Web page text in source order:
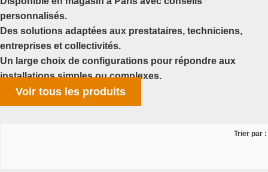
personnalisés.
Des solutions adaptées aux prestataires, techniciens,
entreprises et collectivités.
Un large choix de configurations pour répondre aux
installations simples ou complexes.
Voir tous les produits
Trier par :